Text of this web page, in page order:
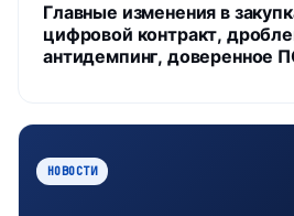
Главные изменения в
цифровой контракт,
антидемпинг, доверенное
НОВОСТИ